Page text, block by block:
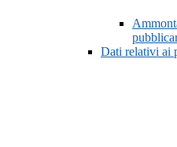
Dati relativi ai